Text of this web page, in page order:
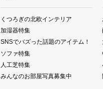
くつろぎの北欧インテリア
加湿器特集
SNSでバズった話題のアイテム！
ソファ特集
人工芝特集
みんなのお部屋写真募集中